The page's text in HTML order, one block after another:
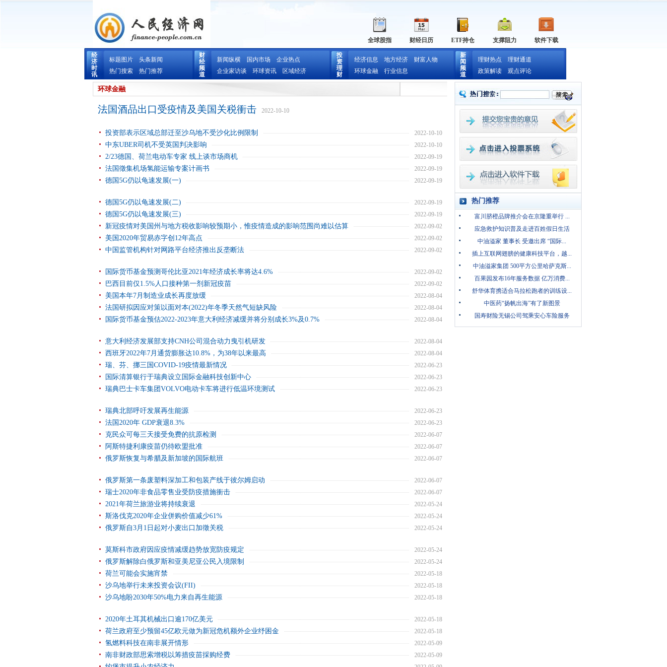
软件下载
支撑阻力
ETF持仓
财经日历
全球股指
经
济
时
讯
标题图片
头条新闻
热门搜索
热门推荐
财
经
频
道
新闻纵横 国内市场
企业热点
企业家访谈
环球资讯 区域经济
投
资
理
财
经济信息 地方经济
财富人物
环球金融
行业信息
新
闻
频
道
理财热点
理财通道
政策解读
观点评论
环球金融
法国酒品出口受疫情及美国关税衝击 2022-10-10
2022-10-10
投资部表示区域总部迁至沙乌地不受沙化比例限制
2022-10-10
中东UBER司机不受英国判决影响
2022-09-19
2/23德国、荷兰电动车专家 线上谈市场商机
2022-09-19
法国徵集机场氢能运输专案计画书
2022-09-19
德国5G仍以龟速发展(一)
2022-09-19
德国5G仍以龟速发展(二)
2022-09-19
德国5G仍以龟速发展(三)
2022-09-02
新冠疫情对美国州与地方税收影响较预期小，惟疫情造成的影响范围尚难以估算
2022-09-02
美国2020年贸易赤字创12年高点
2022-09-02
中国监管机构针对网路平台经济推出反垄断法
2022-09-02
国际货币基金预测哥伦比亚2021年经济成长率将达4.6%
2022-09-02
巴西目前仅1.5%人口接种第一剂新冠疫苗
2022-08-04
美国本年7月制造业成长再度放缓
2022-08-04
法国研拟因应对策以面对本(2022)年冬季天然气短缺风险
2022-08-04
国际货币基金预估2022-2023年意大利经济减缓并将分别成长3%及0.7%
2022-08-04
意大利经济发展部支持CNH公司混合动力曳引机研发
2022-08-04
西班牙2022年7月通货膨胀达10.8%，为38年以来最高
2022-06-23
瑞、芬、挪三国COVID-19疫情最新情况
2022-06-23
国际清算银行于瑞典设立国际金融科技创新中心
2022-06-23
瑞典巴士卡车集团VOLVO电动卡车将进行低温环境测试
2022-06-23
瑞典北部呼吁发展再生能源
2022-06-23
法国2020年 GDP衰退8.3%
2022-06-07
克民众可每三天接受免费的抗原检测
2022-06-07
阿斯特捷利康疫苗仍待欧盟批准
2022-06-07
俄罗斯恢复与希腊及新加坡的国际航班
2022-06-07
俄罗斯第一条废塑料深加工和包装产线于彼尔姆启动
2022-06-07
瑞士2020年非食品零售业受防疫措施衝击
2022-05-24
2021年荷兰旅游业将持续衰退
2022-05-24
斯洛伐克2020年企业併购价值减少61%
2022-05-24
俄罗斯自3月1日起对小麦出口加徵关税
2022-05-24
莫斯科市政府因应疫情减缓趋势放宽防疫规定
2022-05-24
俄罗斯解除白俄罗斯和亚美尼亚公民入境限制
2022-05-18
荷兰可能会实施宵禁
2022-05-18
沙乌地举行未来投资会议(FII)
2022-05-18
沙乌地盼2030年50%电力来自再生能源
2022-05-18
2020年土耳其机械出口逾170亿美元
2022-05-18
荷兰政府至少预留45亿欧元做为新冠危机额外企业纾困金
2022-05-09
氢燃料科技在南非展开情形
2022-05-09
南非财政部思索增税以筹措疫苗採购经费
热门推荐
富川脐橙品牌推介会在京隆重举行 ...
应急救护知识普及走进百姓假日生活
中油溢家 董事长 受邀出席 “国际...
插上互联网翅膀的健康科技平台，越...
中油溢家集团 500平方公里哈萨克斯...
百果园发布16年服务数据 亿万消费...
舒华体育携适合马拉松跑者的训练设...
中医药“扬帆出海”有了新图景
国寿财险无锡公司驾乘安心车险服务